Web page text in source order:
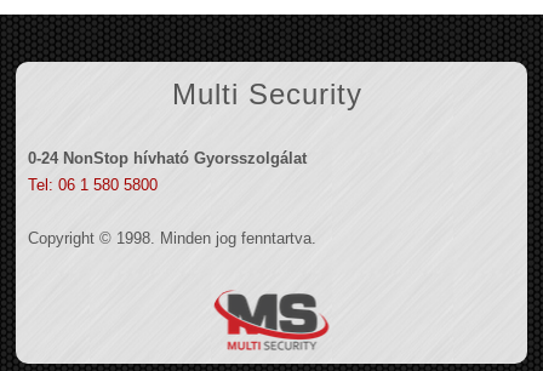
Multi Security
0-24 NonStop hívható Gyorsszolgálat
Tel: 06 1 580 5800
Copyright © 1998. Minden jog fenntartva.